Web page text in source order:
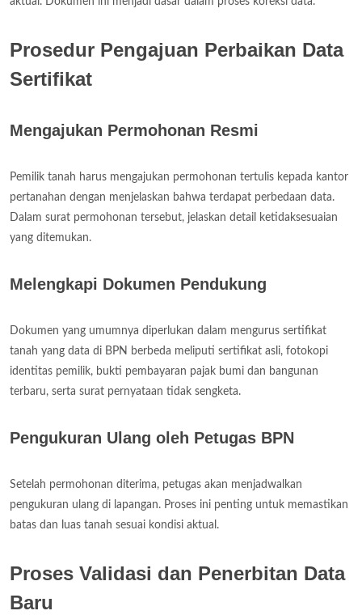
Prosedur Pengajuan Perbaikan Data
Sertifikat
Mengajukan Permohonan Resmi
Pemilik tanah harus mengajukan permohonan tertulis kepada kantor
pertanahan dengan menjelaskan bahwa terdapat perbedaan data.
Dalam surat permohonan tersebut, jelaskan detail ketidaksesuaian
yang ditemukan.
Melengkapi Dokumen Pendukung
Dokumen yang umumnya diperlukan dalam mengurus sertifikat
tanah yang data di BPN berbeda meliputi sertifikat asli, fotokopi
identitas pemilik, bukti pembayaran pajak bumi dan bangunan
terbaru, serta surat pernyataan tidak sengketa.
Pengukuran Ulang oleh Petugas BPN
Setelah permohonan diterima, petugas akan menjadwalkan
pengukuran ulang di lapangan. Proses ini penting untuk memastikan
batas dan luas tanah sesuai kondisi aktual.
Proses Validasi dan Penerbitan Data
Baru